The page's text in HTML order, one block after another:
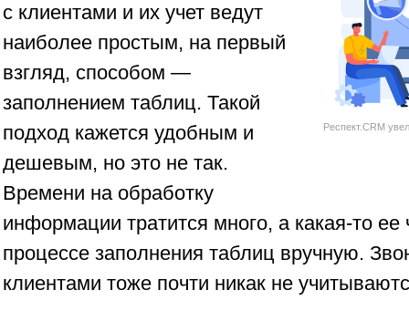
Респект.CRM
с клиентами и их учет ведут
наиболее простым, на первый
взгляд, способом —
заполнением таблиц. Такой
подход кажется удобным и
дешевым, но это не так.
Времени на обработку
информации тратится много, а какая-то ее
процессе заполнения таблиц вручную.
клиентами тоже почти никак не